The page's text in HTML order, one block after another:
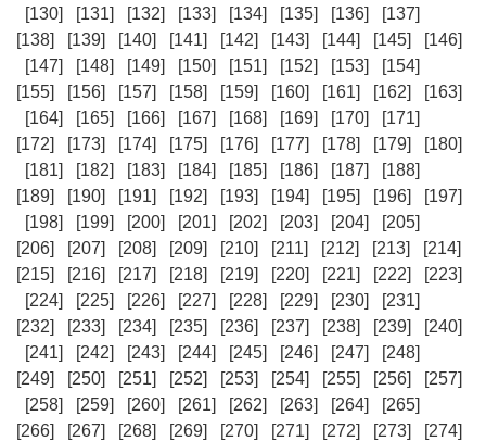
[130]
[131] [132] [133] [134] [135] [136]
[137]
[138]
[139] [140] [141] [142] [143] [144] [145]
[146]
[147]
[148] [149] [150] [151] [152] [153]
[154]
[155]
[156] [157] [158] [159] [160] [161] [162]
[163]
[164]
[165] [166] [167] [168] [169] [170]
[171]
[172]
[173] [174] [175] [176] [177] [178] [179]
[180]
[181]
[182] [183] [184] [185] [186] [187]
[188]
[189]
[190] [191] [192] [193] [194] [195] [196]
[197]
[198]
[199] [200] [201] [202] [203] [204]
[205]
[206]
[207] [208] [209] [210] [211] [212] [213]
[214]
[215]
[216] [217] [218] [219] [220] [221] [222]
[223]
[224]
[225] [226] [227] [228] [229] [230]
[231]
[232]
[233] [234] [235] [236] [237] [238] [239]
[240]
[241]
[242] [243] [244] [245] [246] [247]
[248]
[249]
[250] [251] [252] [253] [254] [255] [256]
[257]
[258]
[259] [260] [261] [262] [263] [264]
[265]
[266]
[267] [268] [269] [270] [271] [272] [273]
[274]